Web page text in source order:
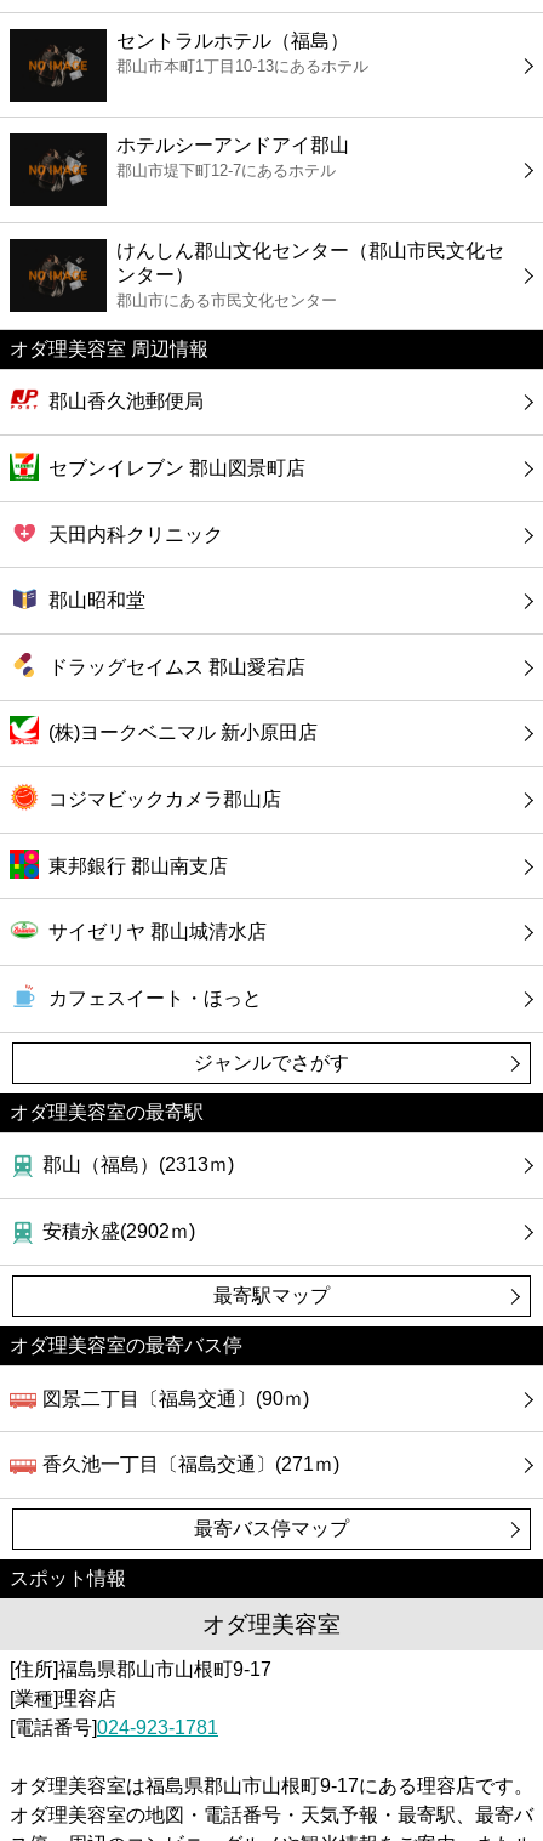
レジャー
書店
ファミレス
ファーストフード
カフェ
ショッピング
銀行
公共
病院
ホテル
セントラルホテル（福島）
郡山市本町1丁目10-13にあるホテル
ホテルシーアンドアイ郡山
郡山市堤下町12-7にあるホテル
けんしん郡山文化センター（郡山市民文化セ
ンター）
郡山市にある市民文化センター
オダ理美容室 周辺情報
郡山香久池郵便局
セブンイレブン 郡山図景町店
天田内科クリニック
郡山昭和堂
ドラッグセイムス 郡山愛宕店
(株)ヨークベニマル 新小原田店
コジマビックカメラ郡山店
東邦銀行 郡山南支店
サイゼリヤ 郡山城清水店
カフェスイート・ほっと
ジャンルでさがす
オダ理美容室の最寄駅
郡山（福島）(2313ｍ)
安積永盛(2902ｍ)
最寄駅マップ
オダ理美容室の最寄バス停
図景二丁目〔福島交通〕(90ｍ)
香久池一丁目〔福島交通〕(271ｍ)
最寄バス停マップ
スポット情報
オダ理美容室
[住所]福島県郡山市山根町9-17
[業種]理容店
[電話番号]024-923-1781
オダ理美容室は福島県郡山市山根町9-17にある理容店です。
オダ理美容室の地図・電話番号・天気予報・最寄駅、最寄バ